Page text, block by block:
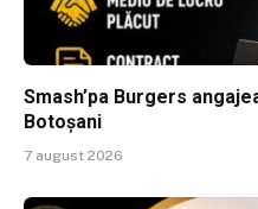
Smash’pa Burgers
Botoșani
7 august 2026